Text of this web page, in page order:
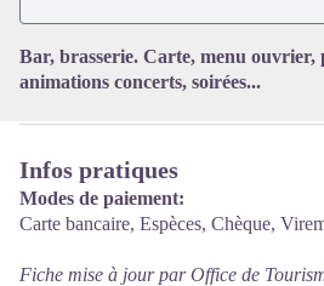
Bar, brasserie. Carte, menu ouvrier,
animations concerts, soirées...
Infos pratiques
Modes de paiement:
Carte bancaire, Espèces, Chèque,
Fiche mise à jour par Office de